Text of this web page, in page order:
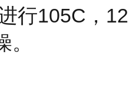
行105C，12